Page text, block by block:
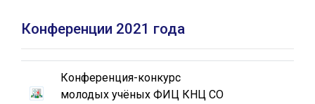
Конференции 2021 года
Конференция-конкурс
молодых учёных ФИЦ КНЦ СО